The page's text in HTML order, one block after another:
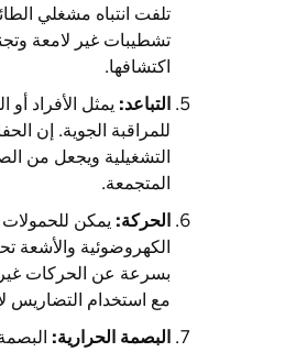
تلفت انتباه مشغلي
تشطيبات غير لامعة
اكتشافها.
التباعد: يمثل الأفراد
للمراقبة الجوية. إن
التشغيلية ويجعل من
المتجمعة.
الحركة: يمكن للحمولات
بسرعة عن الحركات غير
مع استخدام التضاريس
البصمة الحرارية: